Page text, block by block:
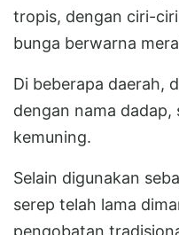
tropis, dengan ciri-
bunga berwarna
Di beberapa daerah,
dengan nama dadap,
kemuning.
Selain digunakan
serep telah lama
pengobatan